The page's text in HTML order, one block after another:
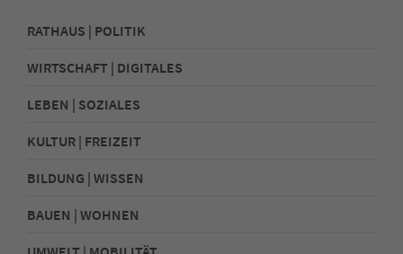
RATHAUS | POLITIK
WIRTSCHAFT | DIGITALES
LEBEN | SOZIALES
KULTUR | FREIZEIT
BILDUNG | WISSEN
BAUEN | WOHNEN